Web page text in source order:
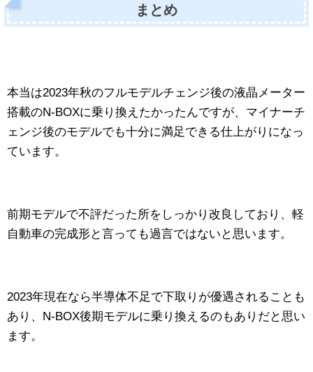
まとめ
本当は2023年秋のフルモデルチェンジ後の液晶メーター
搭載のN-BOXに乗り換えたかったんですが、マイナーチ
ェンジ後のモデルでも十分に満足できる仕上がりになっ
ています。
前期モデルで不評だった所をしっかり改良しており、軽
自動車の完成形と言っても過言ではないと思います。
2023年現在なら半導体不足で下取りが優遇されることも
あり、N-BOX後期モデルに乗り換えるのもありだと思い
ます。